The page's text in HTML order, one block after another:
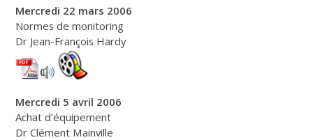
Mercredi 22 mars 2006
Normes de monitoring
Dr Jean-François Hardy
Mercredi 5 avril 2006
Achat d’équipement
Dr Clément Mainville